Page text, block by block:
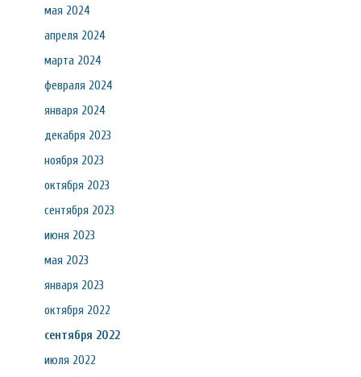
мая 2024
апреля 2024
марта 2024
февраля 2024
января 2024
декабря 2023
ноября 2023
октября 2023
сентября 2023
июня 2023
мая 2023
января 2023
октября 2022
сентября 2022
июля 2022